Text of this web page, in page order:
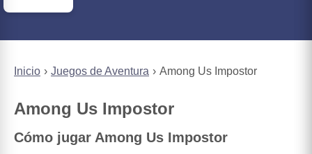
Inicio Juegos de Aventura Among Us Impostor
Among Us Impostor
Cómo jugar Among Us Impostor